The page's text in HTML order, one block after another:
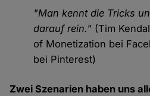
"Man kennt die Tricks
darauf rein." (Tim
of Monetization bei
bei Pinterest)
Zwei Szenarien haben uns